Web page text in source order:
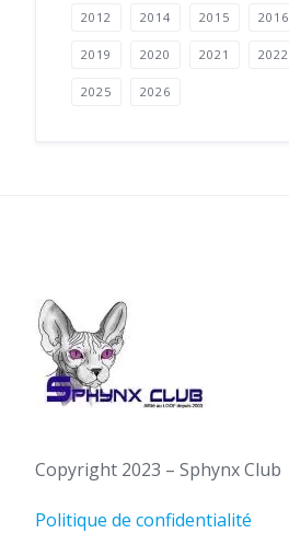
2012 2014 2015 2016
2019 2020 2021 2022
2025 2026
Copyright 2023 – Sphynx Club
Politique de confidentialité